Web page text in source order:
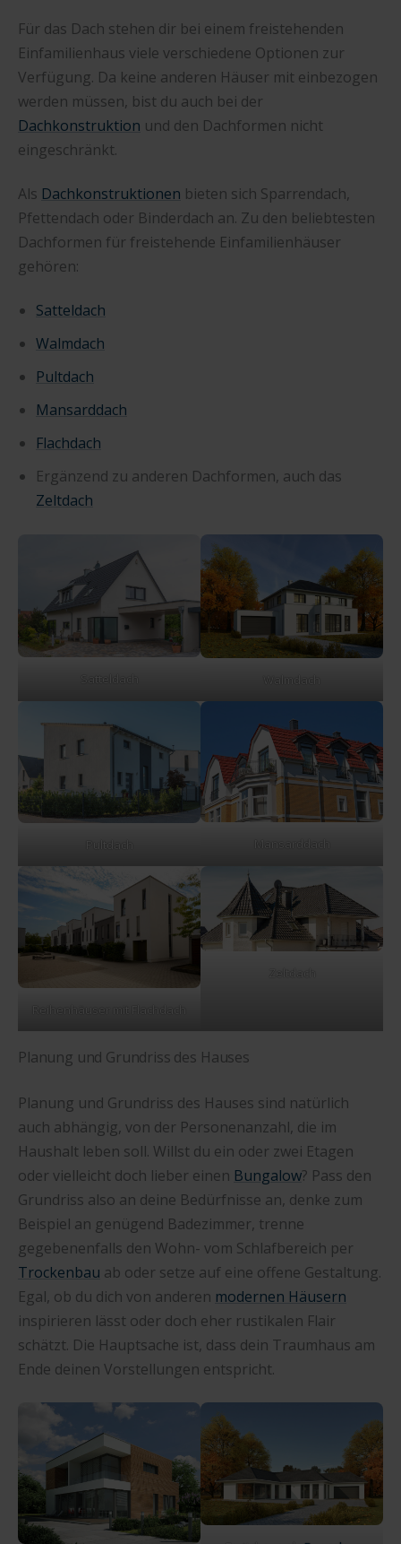
Für das Dach stehen dir bei einem freistehenden
Einfamilienhaus viele verschiedene Optionen zur
Verfügung. Da keine anderen Häuser mit einbezogen
werden müssen, bist du auch bei der
Dachkonstruktion und den Dachformen nicht
eingeschränkt.
Als Dachkonstruktionen bieten sich Sparrendach,
Pfettendach oder Binderdach an. Zu den beliebtesten
Dachformen für freistehende Einfamilienhäuser
gehören:
Satteldach
Walmdach
Pultdach
Mansarddach
Flachdach
Ergänzend zu anderen Dachformen, auch das
Zeltdach
Satteldach Walmdach
Pultdach Mansarddach
Reihenhäuser mit Flachdach
Planung und Grundriss des Hauses
Planung und Grundriss des Hauses sind natürlich
auch abhängig, von der Personenanzahl, die im
Haushalt leben soll. Willst du ein oder zwei Etagen
oder vielleicht doch lieber einen Bungalow? Pass den
Grundriss also an deine Bedürfnisse an, denke zum
Beispiel an genügend Badezimmer, trenne
gegebenenfalls den Wohn- vom Schlafbereich per
Trockenbau ab oder setze auf eine offene Gestaltung.
Egal, ob du dich von anderen modernen Häusern
inspirieren lässt oder doch eher rustikalen Flair
schätzt. Die Hauptsache ist, dass dein Traumhaus am
Ende deinen Vorstellungen entspricht.